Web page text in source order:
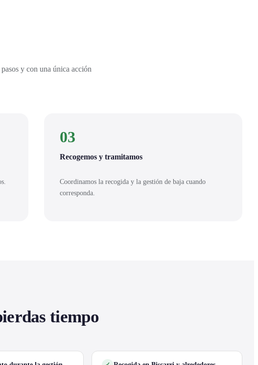
y con una única acción
03
Recogemos y tramitamos
Coordinamos la recogida y la gestión de baja cuando
corresponda.
tiempo